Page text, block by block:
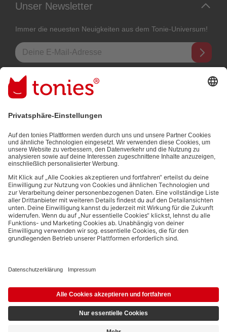
Unser Newsletter
Immer die neuesten Neuigkeiten aus dem Tonie-Universum!
E-Mail-Addresse
Mit dem Absenden abonnierst du unseren E-Mail-Newsletter, der auf
den von dir bereitgestellten Informationen (z.B. Account-informationen)
und den von dir zu Werbezwecken bereitgestellten
Datenschutzbestimmungen.
Bezahlmethoden:
Links zu sozialen Netzwerken
Die Nutzung der Inhalte für Text- und Data-Mining von (generativen) KI
Zusammenhang ausdrücklich vorbehalten und daher verboten.